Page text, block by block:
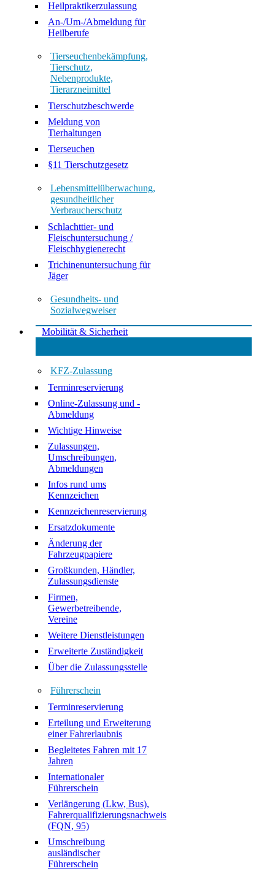
Heilpraktikerzulassung
An-/Um-/Abmeldung für
Heilberufe
Tierseuchenbekämpfung,
Tierschutz,
Nebenprodukte,
Tierarzneimittel
Tierschutzbeschwerde
Meldung von
Tierhaltungen
Tierseuchen
§11 Tierschutzgesetz
Lebensmittelüberwachung,
gesundheitlicher
Verbraucherschutz
Schlachttier- und
Fleischuntersuchung /
Fleischhygienerecht
Trichinenuntersuchung für
Jäger
Gesundheits- und
Sozialwegweiser
Mobilität & Sicherheit
KFZ-Zulassung
Terminreservierung
Online-Zulassung und -
Abmeldung
Wichtige Hinweise
Zulassungen,
Umschreibungen,
Abmeldungen
Infos rund ums
Kennzeichen
Kennzeichenreservierung
Ersatzdokumente
Änderung der
Fahrzeugpapiere
Großkunden, Händler,
Zulassungsdienste
Firmen,
Gewerbetreibende,
Vereine
Weitere Dienstleistungen
Erweiterte Zuständigkeit
Über die Zulassungsstelle
Führerschein
Terminreservierung
Erteilung und Erweiterung
einer Fahrerlaubnis
Begleitetes Fahren mit 17
Jahren
Internationaler
Führerschein
Verlängerung (Lkw, Bus),
Fahrerqualifizierungsnachweis
(FQN, 95)
Umschreibung
ausländischer
Führerschein